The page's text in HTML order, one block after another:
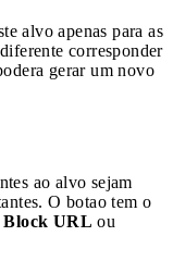
alvo apenas para as
corresponder
gerar um novo
ao alvo sejam
O botao tem o
Block URL ou